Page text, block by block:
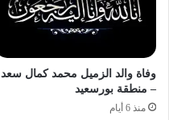
وفاة والد الزميل محمد كمال سعد
– منطقة بورسعيد
منذ 6 أيام